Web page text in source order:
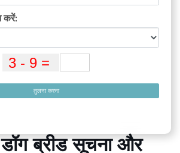
करें:
तुलना करना
ब्रीड सूचना और